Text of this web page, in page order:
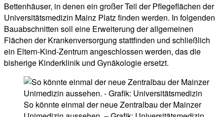
Bettenhäuser, in denen ein großer Teil der Pflegeflächen der
Universitätsmedizin Mainz Platz finden werden. In folgenden
Bauabschnitten soll eine Erweiterung der allgemeinen
Flächen der Krankenversorgung stattfinden und schließlich
ein Eltern-Kind-Zentrum angeschlossen werden, das die
bisherige Kinderklinik und Gynäkologie ersetzt.
So könnte einmal der neue Zentralbau der Mainzer